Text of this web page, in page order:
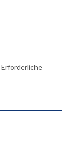
Erforderliche